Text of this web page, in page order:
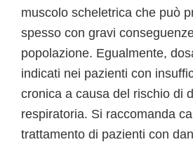
muscolo scheletrica che può
spesso con gravi
popolazione. Egualmente,
indicati nei pazienti con
cronica a causa del rischio di
respiratoria. Si raccomanda
trattamento di pazienti con